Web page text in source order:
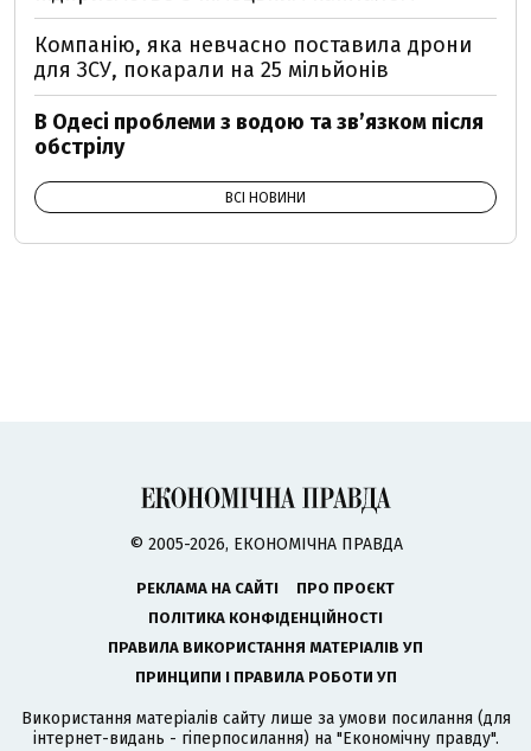
Компанію, яка невчасно поставила дрони
для ЗСУ, покарали на 25 мільйонів
В Одесі проблеми з водою та звʼязком після
обстрілу
ВСІ НОВИНИ
© 2005-2026, ЕКОНОМІЧНА ПРАВДА
РЕКЛАМА НА САЙТІ
ПРО ПРОЄКТ
ПОЛІТИКА КОНФІДЕНЦІЙНОСТІ
ПРАВИЛА ВИКОРИСТАННЯ МАТЕРІАЛІВ УП
ПРИНЦИПИ І ПРАВИЛА РОБОТИ УП
Використання матеріалів сайту лише за умови посилання (для
інтернет-видань - гіперпосилання) на "Економічну правду".